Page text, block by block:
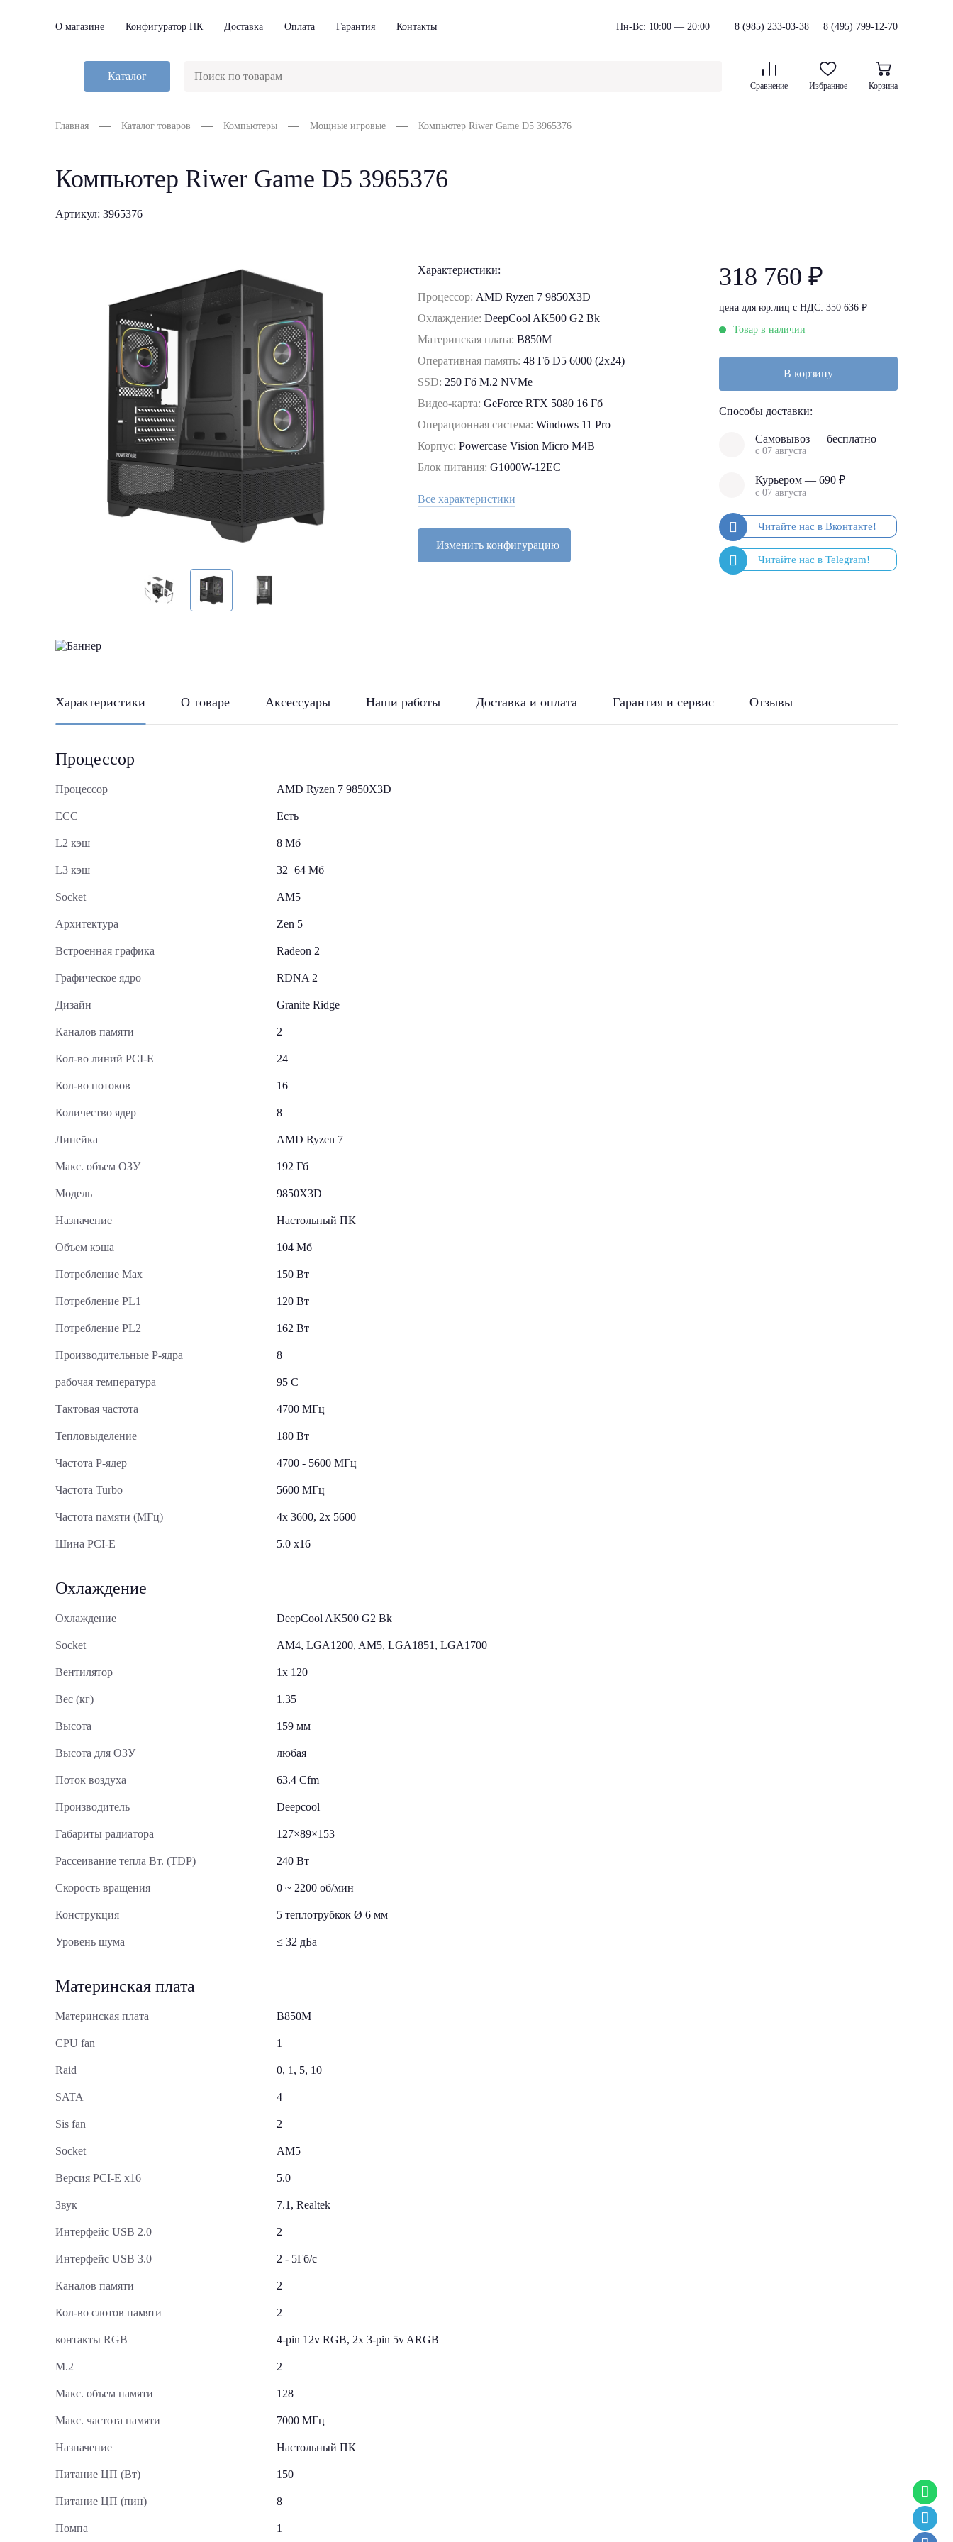
О магазине Конфигуратор ПК Доставка Оплата Гарантия Контакты Пн-Вс: 10:00 — 20:00 8 (985) 233-03-38 8 (495) 799-12-70
Каталог
Сравнение Избранное Корзина
Главная Каталог товаров Компьютеры Мощные игровые Компьютер Riwer Game D5 3965376
Компьютер Riwer Game D5 3965376
Артикул: 3965376
Характеристики:
Процессор: AMD Ryzen 7 9850X3D
Охлаждение:DeepCool AK500 G2 Bk
Материнская плата:B850M
Оперативная память:48 Гб D5 6000 (2х24)
SSD: 250 Гб M.2 NVMe
Видео-карта:GeForce RTX 5080 16 Гб
Операционная система:Windows 11 Pro
Корпус:Powercase Vision Micro M4B
Блок питания:G1000W-12EC
Все характеристики
Изменить конфигурацию
318 760 ₽
цена для юр.лиц с НДС: 350 636 ₽
Товар в наличии
В корзину
Способы доставки:
Самовывоз — бесплатно
с 07 августа
Курьером — 690 ₽
с 07 августа
Характеристики О товаре Аксессуары Наши работы Доставка и оплата Гарантия и сервис Отзывы
Процессор
Процессор AMD Ryzen 7 9850X3D
ECC Есть
L2 кэш 8 Мб
L3 кэш 32+64 Мб
Socket AM5
Архитектура Zen 5
Встроенная графика Radeon 2
Графическое ядро RDNA 2
Дизайн Granite Ridge
Каналов памяти 2
Кол-во линий PCI-E 24
Кол-во потоков 16
Количество ядер 8
Линейка AMD Ryzen 7
Макс. объем ОЗУ 192 Гб
Модель 9850X3D
Назначение Настольный ПК
Объем кэша 104 Мб
Потребление Max 150 Вт
Потребление PL1 120 Вт
Потребление PL2 162 Вт
Производительные Р-ядра 8
рабочая температура 95 C
Тактовая частота 4700 МГц
Тепловыделение 180 Вт
Частота P-ядер 4700 - 5600 МГц
Частота Turbo 5600 МГц
Частота памяти (МГц) 4x 3600, 2x 5600
Шина PCI-E 5.0 x16
Охлаждение
Охлаждение DeepCool AK500 G2 Bk
Socket AM4, LGA1200, AM5, LGA1851, LGA1700
Вентилятор 1x 120
Вес (кг) 1.35
Высота 159 мм
Высота для ОЗУ любая
Поток воздуха 63.4 Cfm
Производитель Deepcool
Габариты радиатора 127×89×153
Рассеивание тепла Вт. (TDP) 240 Вт
Скорость вращения 0 ~ 2200 об/мин
Конструкция 5 теплотрубкок Ø 6 мм
Уровень шума ≤ 32 дБа
Материнская плата
Материнская плата B850M
CPU fan 1
Raid 0, 1, 5, 10
SATA 4
Sis fan 2
Socket AM5
Версия PCI-E x16 5.0
Звук 7.1, Realtek
Интерфейс USB 2.0 2
Интерфейс USB 3.0 2 - 5Гб/с
Каналов памяти 2
Кол-во слотов памяти 2
контакты RGB 4-pin 12v RGB, 2x 3-pin 5v ARGB
М.2 2
Макс. объем памяти 128
Макс. частота памяти 7000 МГц
Назначение Настольный ПК
Питание ЦП (Вт) 150
Питание ЦП (пин) 8
Помпа 1